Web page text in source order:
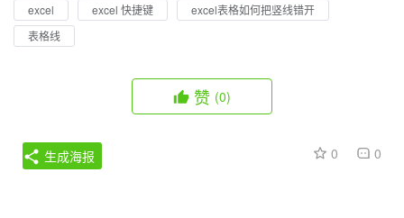
excel excel 快捷键
excel表格如何把竖线错开
表格线
赞 (0)
0 0
生成海报